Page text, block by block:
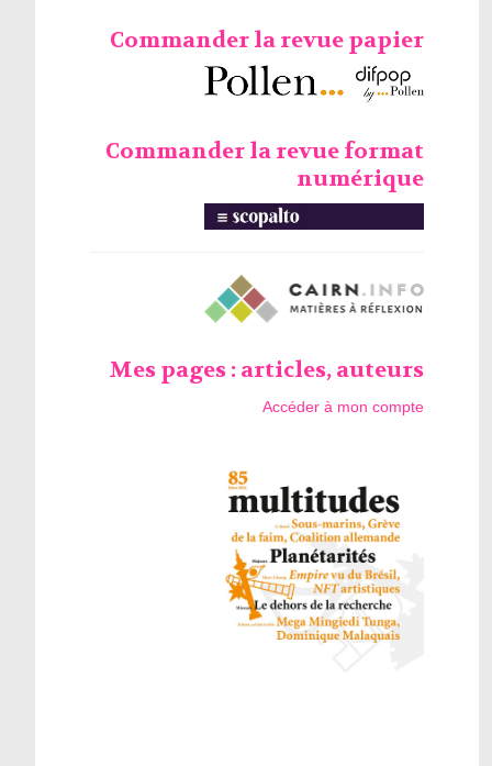
Commander la revue papier
Commander la revue format
numérique
Mes pages : articles, auteurs
Accéder à mon compte